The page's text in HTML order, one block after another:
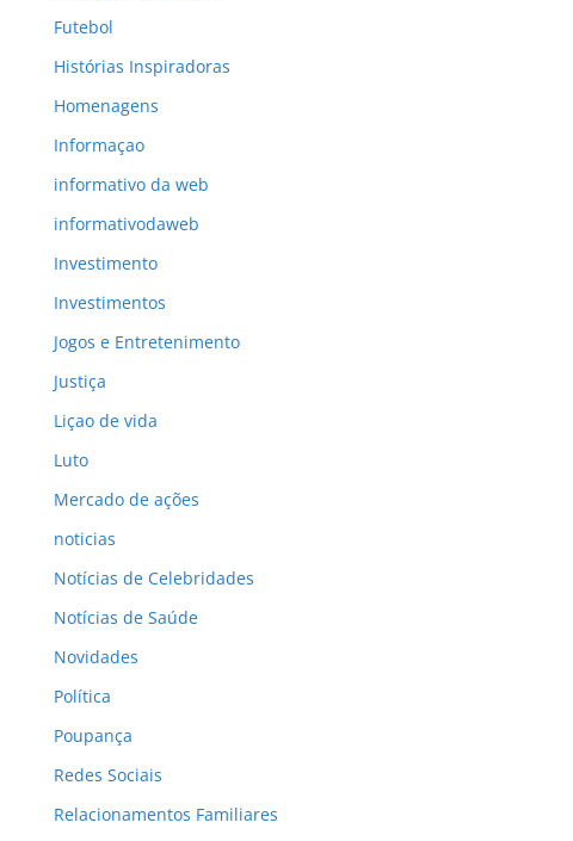
Futebol
Histórias Inspiradoras
Homenagens
Informaçao
informativo da web
informativodaweb
Investimento
Investimentos
Jogos e Entretenimento
Justiça
Liçao de vida
Luto
Mercado de ações
noticias
Notícias de Celebridades
Notícias de Saúde
Novidades
Política
Poupança
Redes Sociais
Relacionamentos Familiares